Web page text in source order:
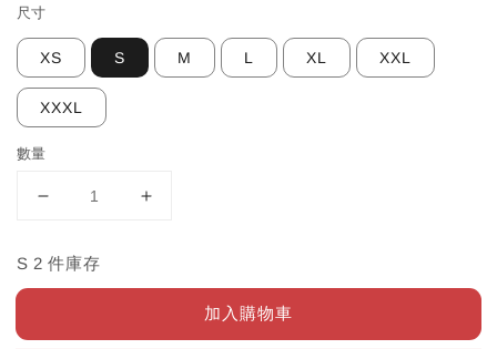
尺寸
XS S M L XL XXL
XXXL
數量
S 2 件庫存
加入購物車